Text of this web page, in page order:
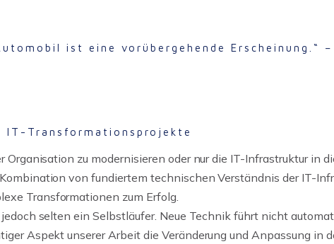
ist eine vorübergehende Erscheinung.“ –
Transformationsprojekte
Organisation zu modernisieren oder nur die IT-Infrastruktur in
von fundiertem technischen Verständnis der IT-
Transformationen zum Erfolg.
selten ein Selbstläufer. Neue Technik führt nicht
Aspekt unserer Arbeit die Veränderung und Anpassung in